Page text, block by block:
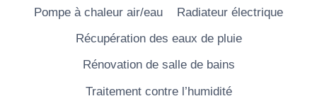
Pompe à chaleur air/eau
Radiateur électrique
Récupération des eaux de pluie
Rénovation de salle de bains
Traitement contre l’humidité